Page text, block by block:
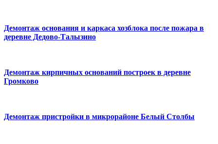
Демонтаж основания и каркаса хозблока после пожара в
деревне Дедово-Талызино
Демонтаж кирпичных оснований построек в деревне
Громково
Демонтаж пристройки в микрорайоне Белый Столбы